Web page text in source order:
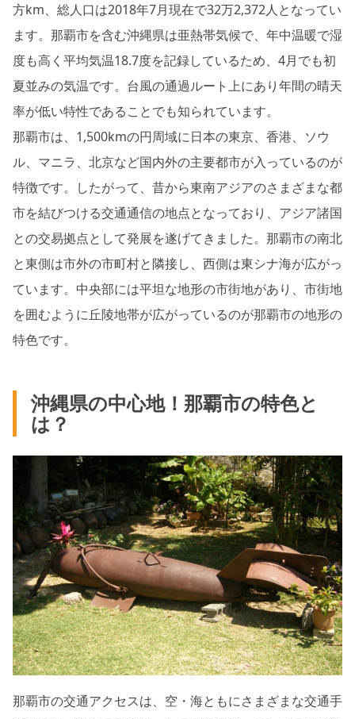
方km、総人口は2018年7月現在で32万2,372人となってい
ます。那覇市を含む沖縄県は亜熱帯気候で、年中温暖で湿
度も高く平均気温18.7度を記録しているため、4月でも初
夏並みの気温です。台風の通過ルート上にあり年間の晴天
率が低い特性であることでも知られています。
那覇市は、1,500kmの円周域に日本の東京、香港、ソウ
ル、マニラ、北京など国内外の主要都市が入っているのが
特徴です。したがって、昔から東南アジアのさまざまな都
市を結びつける交通通信の地点となっており、アジア諸国
との交易拠点として発展を遂げてきました。那覇市の南北
と東側は市外の市町村と隣接し、西側は東シナ海が広がっ
ています。中央部には平坦な地形の市街地があり、市街地
を囲むように丘陵地帯が広がっているのが那覇市の地形の
特色です。
沖縄県の中心地！那覇市の特色と
は？
那覇市の交通アクセスは、空・海ともにさまざまな交通手